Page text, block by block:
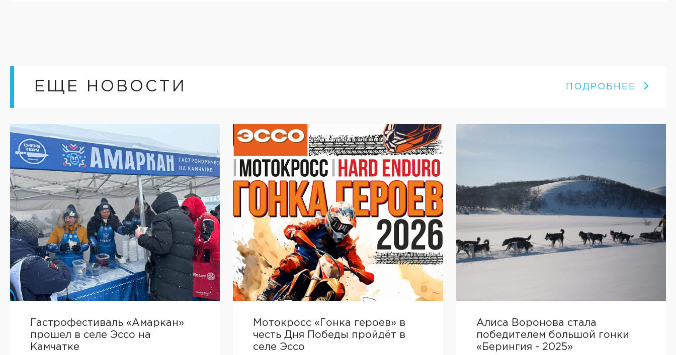
ЕЩЕ НОВОСТИ ПОДРОБНЕЕ
Гастрофестиваль «Амаркан»
прошел в селе Эссо на
Камчатке
Мотокросс «Гонка героев» в
честь Дня Победы пройдёт в
селе Эссо
Алиса Воронова стала
победителем большой гонки
«Берингия - 2025»